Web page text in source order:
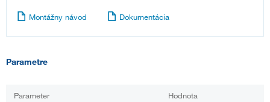
Montážny návod Dokumentácia
Parametre
Parameter Hodnota